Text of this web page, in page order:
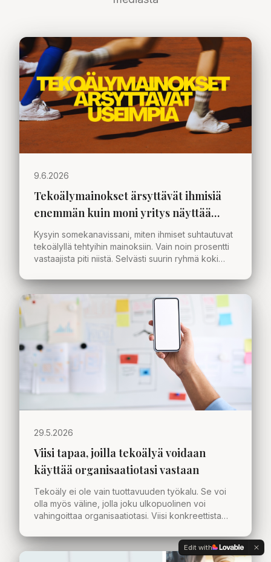
9.6.2026
Tekoälymainokset ärsyttävät ihmisiä
enemmän kuin moni yritys näyttää
ymmärtävän
Kysyin somekanavissani, miten ihmiset suhtautuvat
tekoälyllä tehtyihin mainoksiin. Vain noin prosentti
vastaajista piti niistä. Selvästi suurin ryhmä koki
markkinoinnille?
29.5.2026
Viisi tapaa, joilla tekoälyä voidaan
käyttää organisaatiotasi vastaan
Tekoäly ei ole vain tuottavuuden työkalu. Se voi
olla myös väline, jolla joku ulkopuolinen voi
vahingoittaa organisaatiotasi. Viisi konkreettista
pohtia.
Edit with